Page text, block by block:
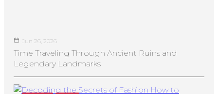
Jun 26, 2026
Time Traveling Through Ancient Ruins and
Legendary Landmarks